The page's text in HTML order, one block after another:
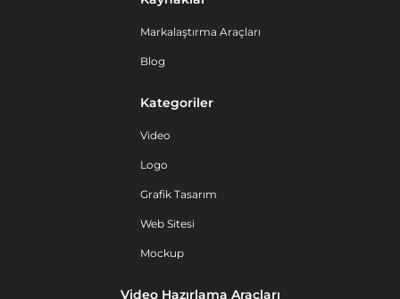
Markalaştırma Araçları
Blog
Kategoriler
Video
Logo
Grafik Tasarım
Web Sitesi
Mockup
Video Hazırlama Araçları